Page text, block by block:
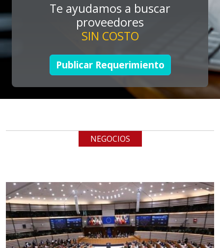
Aplicar al Requerimiento
Empresa en Jalisco
Requiere:
LOGÍSTICA DE CARGA LLAVE
EN MANO
Aplicar al Requerimiento
Empresa en Jalisco
Requiere:
LOGÍSTICA
Especificaciones:
cualquiera
Te ayudamos a buscar
proveedores
SIN COSTO
Publicar Requerimiento
NEGOCIOS